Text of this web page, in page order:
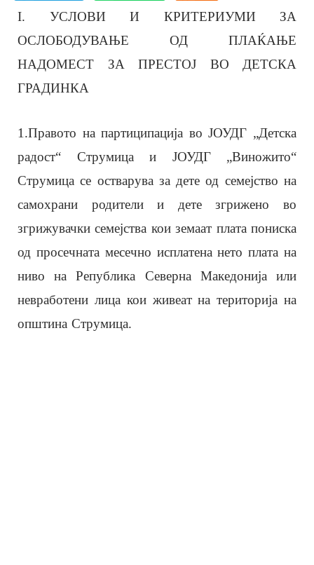
I. УСЛОВИ И КРИТЕРИУМИ ЗА
ОСЛОБОДУВАЊЕ ОД ПЛАЌАЊЕ
НАДОМЕСТ ЗА ПРЕСТОЈ ВО ДЕТСКА
ГРАДИНКА
1.Правото на партиципација во ЈОУДГ „Детска
радост“ Струмица и ЈОУДГ „Виножито“
Струмица се остварува за дете од семејство на
самохрани родители и дете згрижено во
згрижувачки семејства кои земаат плата пониска
од просечната месечно исплатена нето плата на
ниво на Република Северна Македонија или
невработени лица кои живеат на територија на
општина Струмица.